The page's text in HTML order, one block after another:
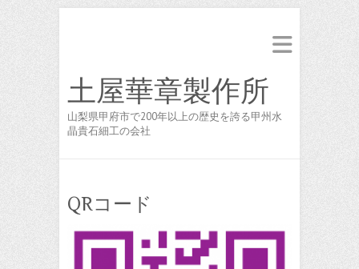
土屋華章製作所
山梨県甲府市で200年以上の歴史を誇る甲州水
晶貴石細工の会社
QRコード